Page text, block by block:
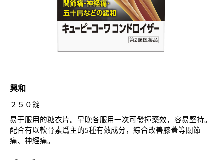
興和
２５０錠
易于服用的糖衣片。早晚各服用一次可發揮藥效，容易堅持。
配合有以軟骨素爲主的5種有效成分，綜合改善膝蓋等關節
痛、神經痛。